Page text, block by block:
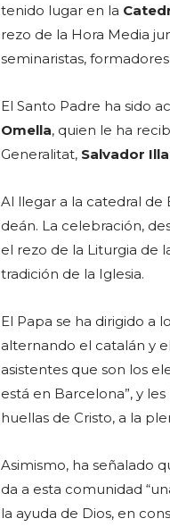
tenido lugar en la
rezo de la Hora Media
seminaristas,
El Santo Padre ha sido
Omella, quien le ha
Generalitat, Salvador Illa
Al llegar a la catedral de
deán. La celebración,
el rezo de la Liturgia de
tradición de la Iglesia.
El Papa se ha dirigido a
alternando el catalán y
asistentes que son los
está en Barcelona”, y
huellas de Cristo, a la
Asimismo, ha señalado
da a esta comunidad
la ayuda de Dios, en